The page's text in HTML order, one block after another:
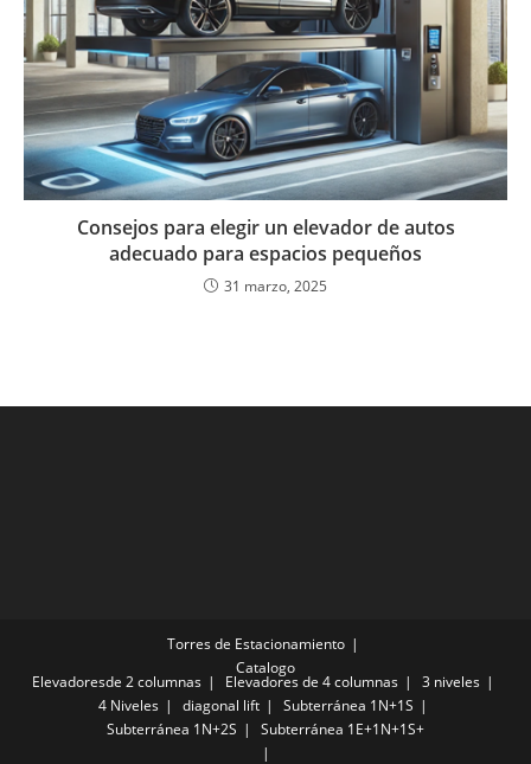
Consejos para elegir un elevador de autos
adecuado para espacios pequeños
31 marzo, 2025
Torres de Estacionamiento
Catalogo
Elevadoresde 2 columnas Elevadores de 4 columnas
3 niveles
4 Niveles
diagonal lift
Subterránea 1N+1S
Subterránea 1N+2S
Subterránea 1E+1N+1S+